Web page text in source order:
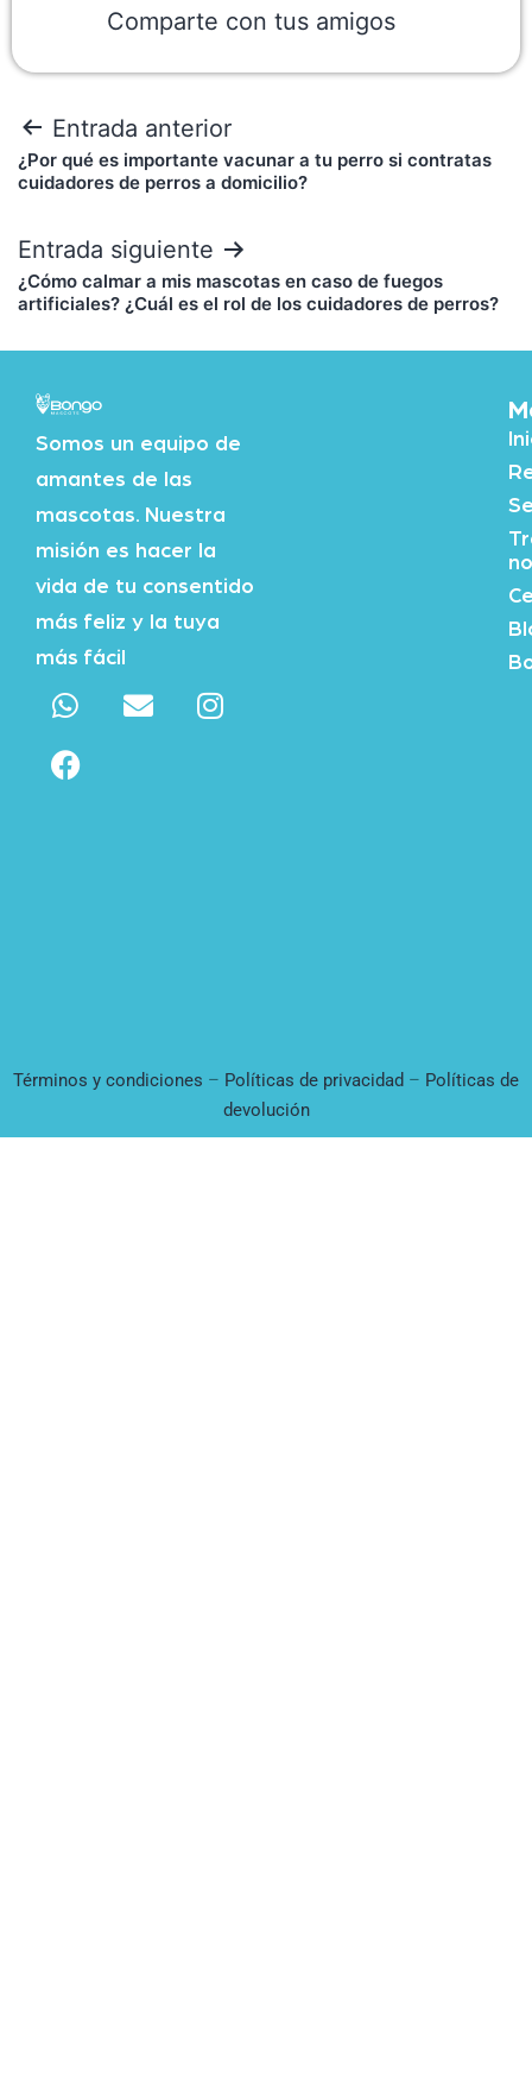
Comparte con tus amigos
Entrada anterior
¿Por qué es importante vacunar a tu perro si contratas
cuidadores de perros a domicilio?
Entrada siguiente
¿Cómo calmar a mis mascotas en caso de fuegos
artificiales? ¿Cuál es el rol de los cuidadores de perros?
Somos un equipo de
amantes de las
mascotas. Nuestra
misión es hacer la
vida de tu consentido
más feliz y la tuya
más fácil
Términos y condiciones – Políticas de privacidad – Políticas de
devolución